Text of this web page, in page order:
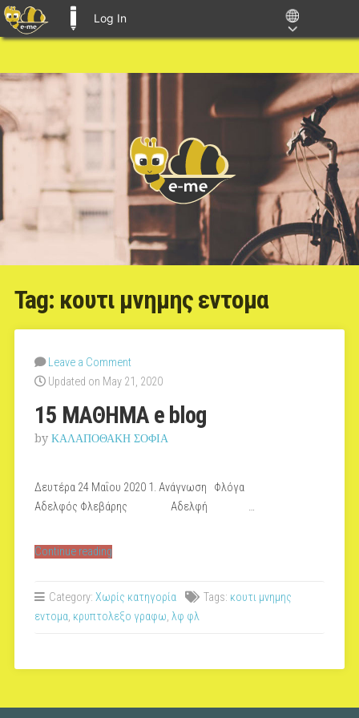
Log In
Tag: κουτι μνημης εντομα
Leave a Comment
Updated on May 21, 2020
15 ΜΑΘΗΜΑ e blog
by ΚΑΛΑΠΟΘΑΚΗ ΣΟΦΙΑ
Δευτέρα 24 Μαΐου 2020 1. Aνάγνωση Φλόγα
Αδελφός Φλεβάρης Αδελφή …
Continue reading“15
blog”
Category: Χωρίς κατηγορία Tags: κουτι μνημης
εντομα, κρυπτολεξο γραφω, λφ φλ